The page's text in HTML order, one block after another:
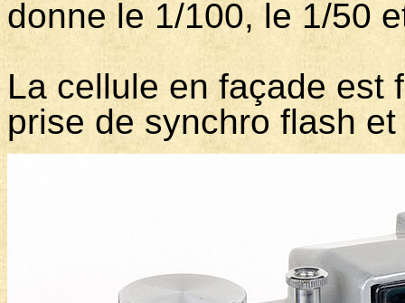
donne le 1/100, le 1/50
La cellule en façade est
prise de synchro flash